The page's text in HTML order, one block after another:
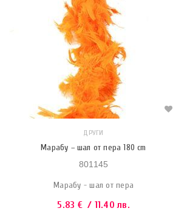
ДРУГИ
Марабу – шал от пера 180 cm
801145
Марабу - шал от пера
5.83 € / 11.40 лв.